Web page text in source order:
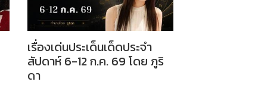
เรื่องเด่นประเด็นเด็ดประจำ
สัปดาห์ 6-12 ก.ค. 69 โดย ภูริ
ดา